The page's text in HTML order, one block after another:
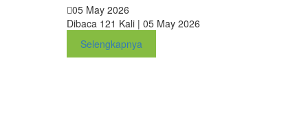
05 May 2026
Dibaca 121 Kali | 05 May 2026
Selengkapnya